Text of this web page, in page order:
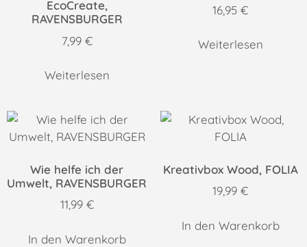
EcoCreate,
RAVENSBURGER
7,99 €
Weiterlesen
16,95 €
Weiterlesen
Wie helfe ich der
Umwelt, RAVENSBURGER
11,99 €
In den Warenkorb
Kreativbox Wood, FOLIA
19,99 €
In den Warenkorb